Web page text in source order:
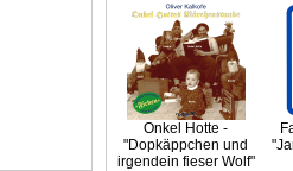
Onkel Hotte -
"Dopkäppchen und
irgendein fieser Wolf"